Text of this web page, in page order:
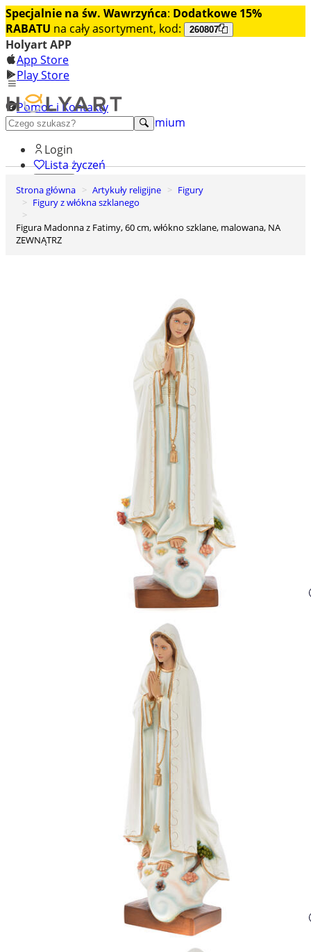
Specjalnie na św. Wawrzyńca: Dodatkowe 15%
RABATU na cały asortyment, kod: 260807
Holyart APP
App Store
Play Store
Pomoc i Kontakty
+48 222 922 860
Odkryj premium
Login
Lista życzeń
0
Koszyk
Strona główna Artykuły religijne
Figury
Figury z włókna szklanego
Figura Madonna z Fatimy, 60 cm, włókno szklane, malowana, NA
ZEWNĄTRZ